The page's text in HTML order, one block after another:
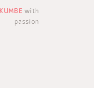
KUMBE with
passion